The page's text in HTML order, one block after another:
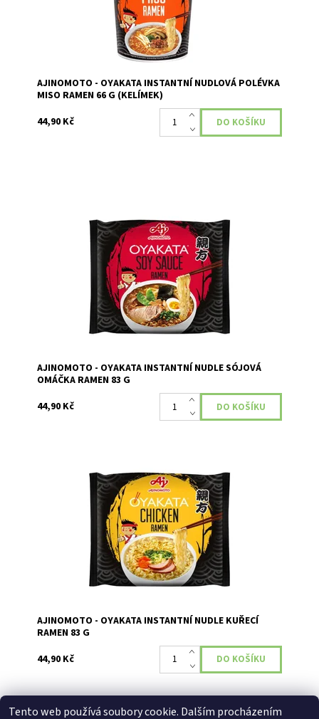
AJINOMOTO - OYAKATA INSTANTNÍ NUDLOVÁ POLÉVKA
MISO RAMEN 66 G (KELÍMEK)
44,90 Kč
Instantní pokrm s nudlemi ramen a sójovou omáčkou.
Dostupnost:
Skladem
AJINOMOTO - OYAKATA INSTANTNÍ NUDLE SÓJOVÁ
OMÁČKA RAMEN 83 G
44,90 Kč
Instantní pokrm s kuřecí příchutí a nudlemi ramen.
Dostupnost:
Skladem
AJINOMOTO - OYAKATA INSTANTNÍ NUDLE KUŘECÍ
RAMEN 83 G
44,90 Kč
Tento web používá soubory cookie. Dalším procházením